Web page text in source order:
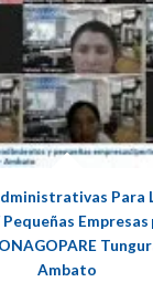
Para
Ambato